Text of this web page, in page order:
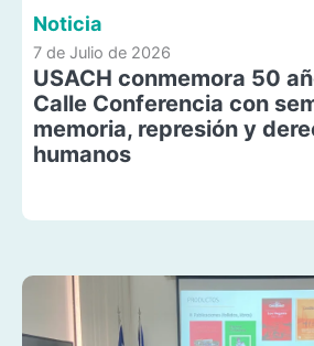
Noticia
7 de Julio de 2026
USACH conmemora 50
Calle Conferencia con
memoria, represión y
humanos